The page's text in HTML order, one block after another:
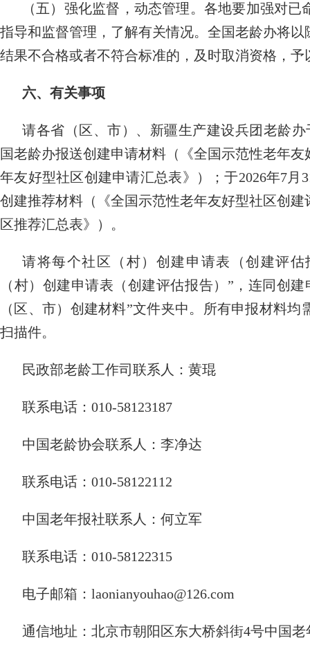
（五）强化监督，动态管理。各地要加强对
指导和监督管理，了解有关情况。全国老龄办将
结果不合格或者不符合标准的，及时取消资格，予
六、有关事项
请各省（区、市）、新疆生产建设兵团老龄
国老龄办报送创建申请材料（《全国示范性老年
年友好型社区创建申请汇总表》）；于2026年7
创建推荐材料（《全国示范性老年友好型社区创
区推荐汇总表》）。
请将每个社区（村）创建申请表（创建评
（村）创建申请表（创建评估报告）”，连同创
（区、市）创建材料”文件夹中。所有申报材料
扫描件。
民政部老龄工作司联系人：黄琨
联系电话：010-58123187
中国老龄协会联系人：李净达
联系电话：010-58122112
中国老年报社联系人：何立军
联系电话：010-58122315
电子邮箱：laonianyouhao@126.com
通信地址：北京市朝阳区东大桥斜街4号中国老